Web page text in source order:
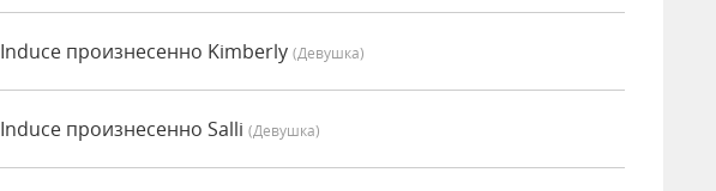
Induce произнесенно Kimberly (девушка)
Induce произнесенно Salli (девушка)